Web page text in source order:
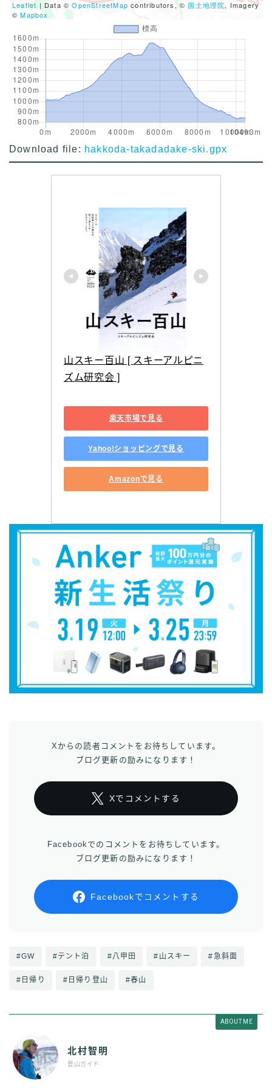
Leaflet | Data ©OpenStreetMap contributors, ©国土地理院, Imagery
©Mapbox
Download file: hakkoda-takadadake-ski.gpx
山スキー百山 [ スキーアルピニ
ズム研究会 ]
楽天市場で見る
Yahoo!ショッピングで見る
Amazonで見る
Xからの読者コメントをお待ちしています。
ブログ更新の励みになります！
Xでコメントする
Facebookでのコメントをお待ちしています。
ブログ更新の励みになります！
Facebookでコメントする
#GW #テント泊 #八甲田 #山スキー #急斜面
#日帰り #日帰り登山 #春山
ABOUT ME
北村智明
登山ガイド